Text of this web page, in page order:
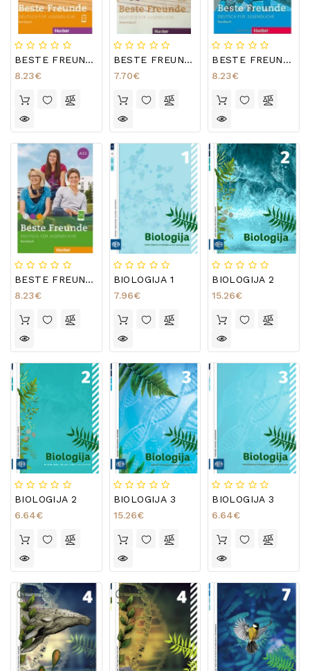
POSEBNA
PONUDA
BESTE FREUNDE A1.1
8.23€
BESTE FREUNDE A1.1
7.70€
BESTE FREUNDE A1.2
8.23€
BESTE FREUNDE A2.1
8.23€
BIOLOGIJA 1
7.96€
BIOLOGIJA 2
15.26€
BIOLOGIJA 2
6.64€
BIOLOGIJA 3
15.26€
BIOLOGIJA 3
6.64€